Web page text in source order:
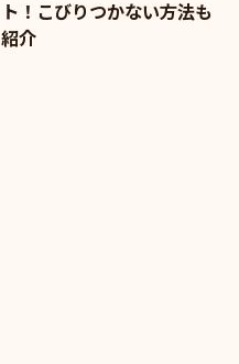
ト！こびりつかない方法も
紹介